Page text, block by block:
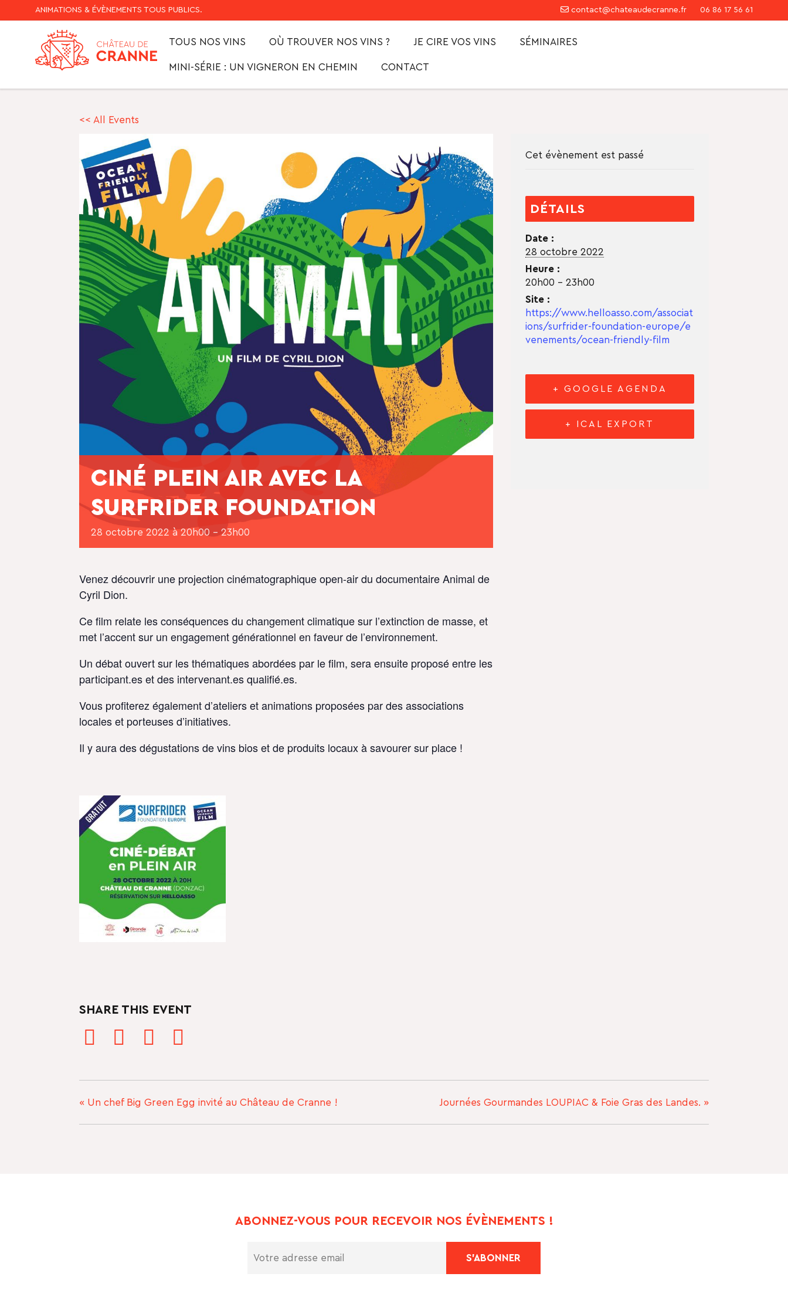
ANIMATIONS & ÉVÈNEMENTS TOUS PUBLICS. contact@chateaudecranne.fr 06 86 17 56 61
TOUS NOS VINS OÙ TROUVER NOS VINS ? JE CIRE VOS VINS SÉMINAIRES
MINI-SÉRIE : UN VIGNERON EN CHEMIN CONTACT
<< All Events
CINÉ PLEIN AIR AVEC LA
SURFRIDER FOUNDATION
28 octobre 2022 à 20h00 - 23h00
Venez découvrir une projection cinématographique open-air du documentaire Animal de
Cyril Dion.
Ce film relate les conséquences du changement climatique sur l’extinction de masse, et
met l’accent sur un engagement générationnel en faveur de l’environnement.
Un débat ouvert sur les thématiques abordées par le film, sera ensuite proposé entre les
participant.es et des intervenant.es qualifié.es.
Vous profiterez également d’ateliers et animations proposées par des associations
locales et porteuses d’initiatives.
Il y aura des dégustations de vins bios et de produits locaux à savourer sur place !
SHARE THIS EVENT
Cet évènement est passé
DÉTAILS
Date :
28 octobre 2022
Heure :
20h00 - 23h00
Site :
https://www.helloasso.com/associat
ions/surfrider-foundation-europe/e
venements/ocean-friendly-film
+ GOOGLE AGENDA
+ ICAL EXPORT
« Un chef Big Green Egg invité au Château de Cranne ! Journées Gourmandes LOUPIAC & Foie Gras des Landes. »
ABONNEZ-VOUS POUR RECEVOIR NOS ÉVÈNEMENTS !